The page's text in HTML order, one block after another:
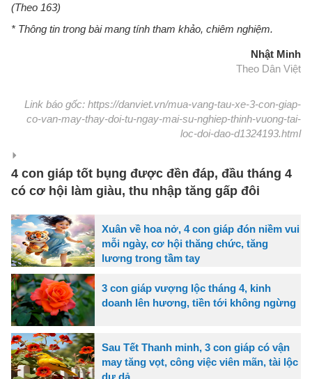
(Theo 163)
* Thông tin trong bài mang tính tham khảo, chiêm nghiệm.
Nhật Minh
Theo Dân Việt
Link báo gốc: https://danviet.vn/mua-vang-tau-xe-3-con-giap-
co-van-may-thay-doi-tu-ngay-mai-su-nghiep-thinh-vuong-tai-
loc-doi-dao-d1324193.html
4 con giáp tốt bụng được đền đáp, đầu tháng 4
có cơ hội làm giàu, thu nhập tăng gấp đôi
Xuân về hoa nở, 4 con giáp đón niềm vui
mỗi ngày, cơ hội thăng chức, tăng
lương trong tầm tay
3 con giáp vượng lộc tháng 4, kinh
doanh lên hương, tiền tới không ngừng
Sau Tết Thanh minh, 3 con giáp có vận
may tăng vọt, công việc viên mãn, tài lộc